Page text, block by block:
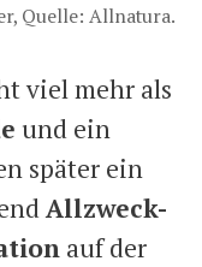
Quelle: Allnatura.
viel mehr als
und ein
später ein
Allzweck-
auf der